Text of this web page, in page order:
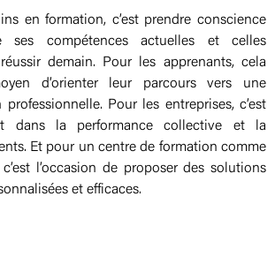
en formation, c’est prendre conscience
ses compétences actuelles et celles
demain. Pour les apprenants, cela
d’orienter leur parcours vers une
Pour les entreprises, c’est
dans la performance collective et la
Et pour un centre de formation comme
c’est l’occasion de proposer des solutions
et efficaces.